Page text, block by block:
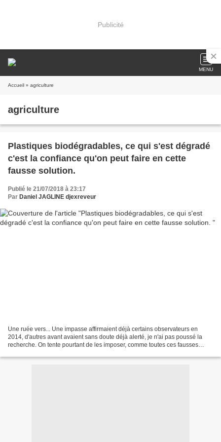
Publicité
MENU
Accueil » agriculture
agriculture
Plastiques biodégradables, ce qui s'est dégradé
c'est la confiance qu'on peut faire en cette
fausse solution.
Publié le 21/07/2018 à 23:17
Par Daniel JAGLINE djexreveur
Une ruée vers... Une impasse affirmaient déjà certains observateurs en
2014, d'autres avant avaient sans doute déjà alerté, je n'ai pas poussé la
recherche. On tente pourtant de les imposer, comme toutes ces fausses